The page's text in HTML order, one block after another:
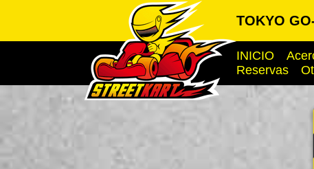
TOKYO
INICIO
Reservas